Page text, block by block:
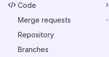
Code
Merge requests
-
Repository
Branches